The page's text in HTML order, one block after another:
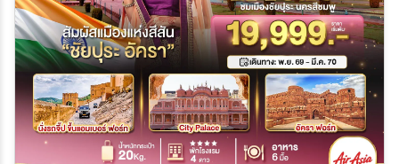
สายการบิน
ตั้งแต่วันที่